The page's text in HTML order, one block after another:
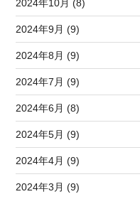
2024年10月 (8)
2024年9月 (9)
2024年8月 (9)
2024年7月 (9)
2024年6月 (8)
2024年5月 (9)
2024年4月 (9)
2024年3月 (9)